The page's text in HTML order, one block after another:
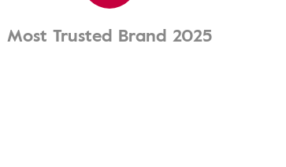
Most Trusted Brand 2025